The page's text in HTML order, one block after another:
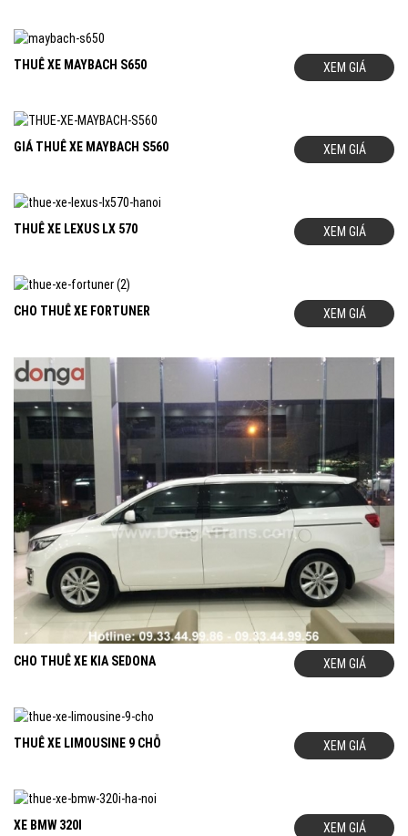
THUÊ XE MAYBACH S650 XEM GIÁ
GIÁ THUÊ XE MAYBACH S560 XEM GIÁ
THUÊ XE LEXUS LX 570 XEM GIÁ
CHO THUÊ XE FORTUNER XEM GIÁ
CHO THUÊ XE KIA SEDONA XEM GIÁ
THUÊ XE LIMOUSINE 9 CHỖ XEM GIÁ
XE BMW 320I XEM GIÁ